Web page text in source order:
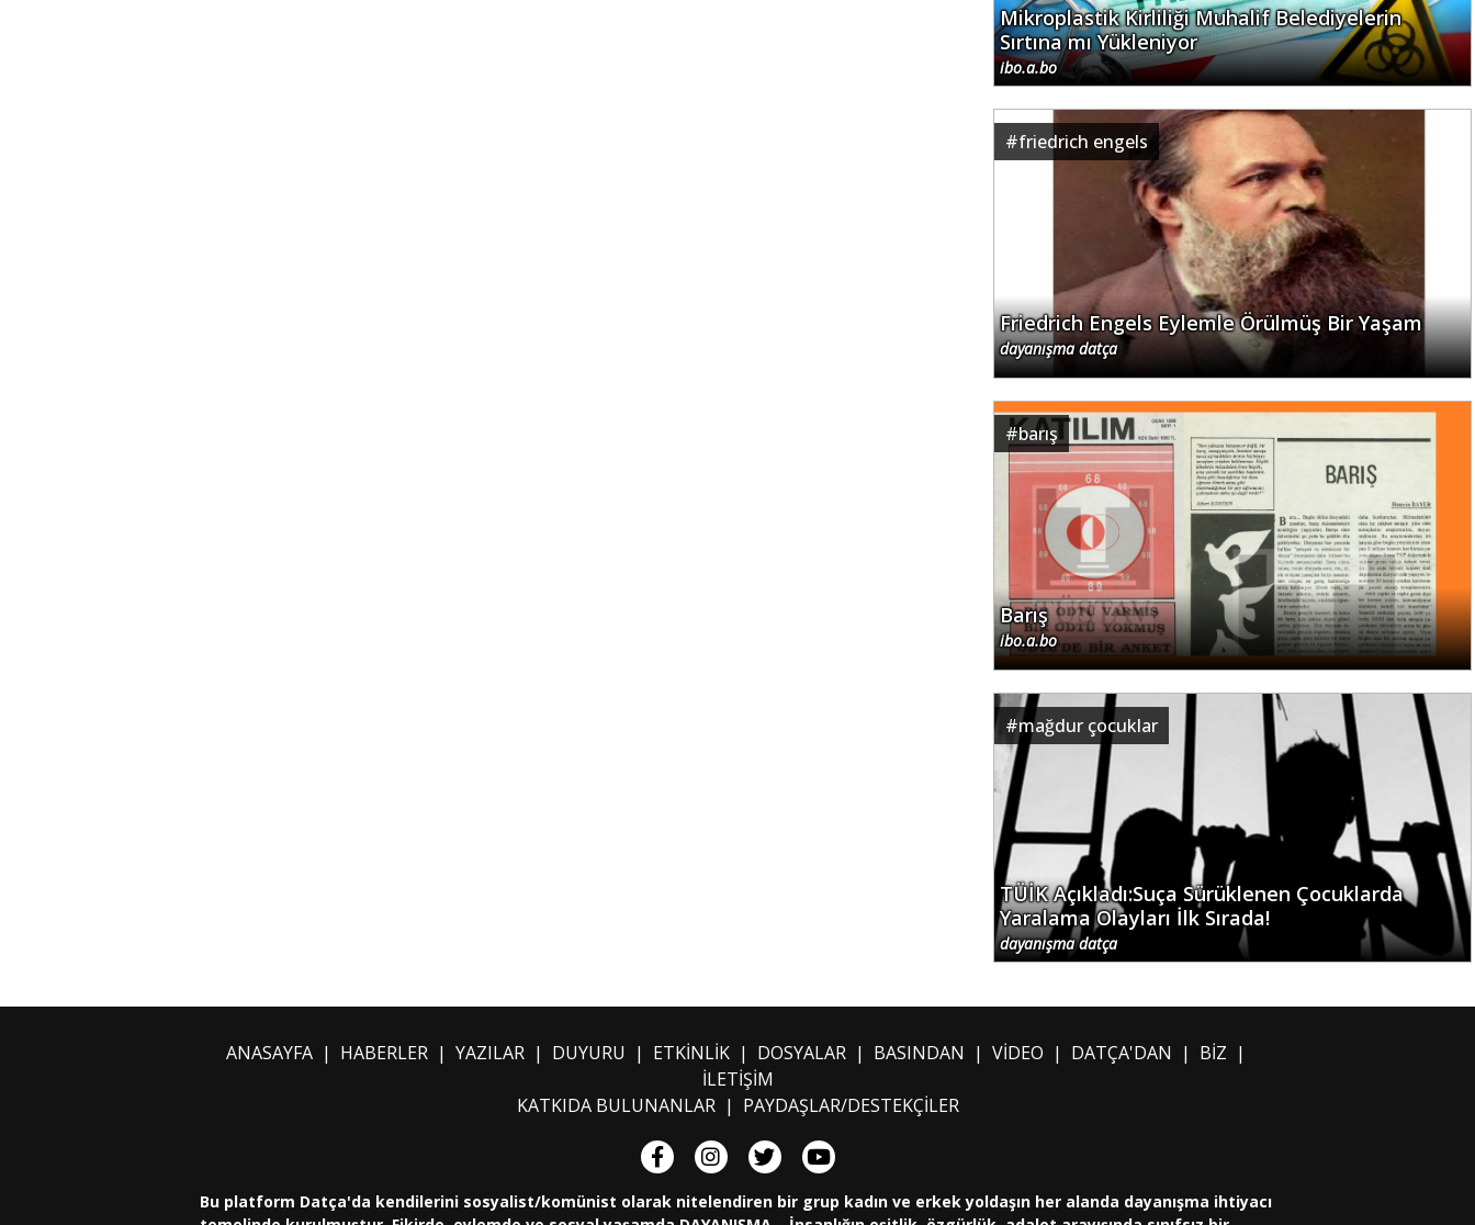
Mikroplastik Kirliliği Muhalif Belediyelerin
Sırtına mı Yükleniyor
ibo.a.bo
#friedrich engels
Friedrich Engels Eylemle Örülmüş Bir Yaşam
dayanışma datça
#barış
Barış
ibo.a.bo
#mağdur çocuklar
TÜİK Açıkladı:Suça Sürüklenen Çocuklarda
Yaralama Olayları İlk Sırada!
dayanışma datça
ANASAYFA| HABERLER| YAZILAR| DUYURU | ETKİNLİK| DOSYALAR| BASINDAN | VİDEO | DATÇA'DAN | BİZ |
İLETİŞİM
KATKIDA BULUNANLAR| PAYDAŞLAR/DESTEKÇİLER
Bu platform Datça'da kendilerini sosyalist/komünist olarak nitelendiren bir grup kadın ve erkek yoldaşın her alanda dayanışma ihtiyacı